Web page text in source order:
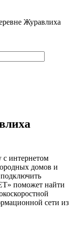
Журавлиха
с интернетом
домов и
подключить
поможет найти
сети из